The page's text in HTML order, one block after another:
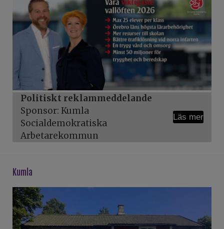
Politiskt reklammeddelande
Sponsor: Kumla
Socialdemokratiska
Arbetarekommun
Läs mer
kumla